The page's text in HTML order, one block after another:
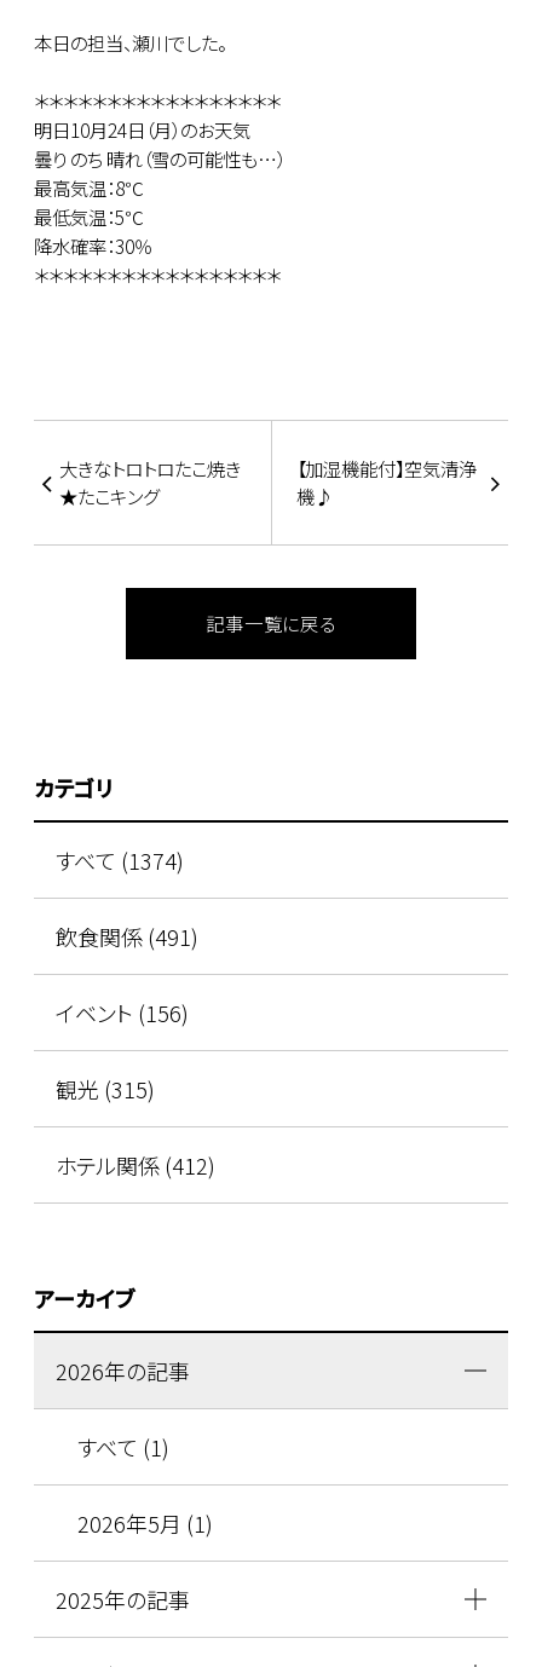
本日の担当、瀬川でした。
＊＊＊＊＊＊＊＊＊＊＊＊＊＊＊＊＊
明日10月24日（月）のお天気
曇り のち 晴れ（雪の可能性も…）
最高気温：8℃
最低気温：5℃
降水確率：30％
＊＊＊＊＊＊＊＊＊＊＊＊＊＊＊＊＊
大きなトロトロたこ焼き
★たこキング
【加湿機能付】空気清浄
機♪
記事一覧に戻る
カテゴリ
すべて (1374)
飲食関係 (491)
イベント (156)
観光 (315)
ホテル関係 (412)
アーカイブ
2026年の記事
すべて (1)
2026年5月 (1)
2025年の記事